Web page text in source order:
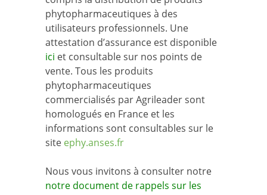
phytopharmaceutiques à des
utilisateurs professionnels. Une
attestation d’assurance est disponible
ici et consultable sur nos points de
vente. Tous les produits
phytopharmaceutiques
commercialisés par Agrileader sont
homologués en France et les
informations sont consultables sur le
site ephy.anses.fr
Nous vous invitons à consulter notre
notre document de rappels sur les